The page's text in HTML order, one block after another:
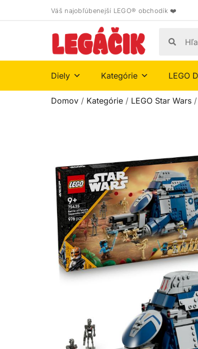
Váš najobľúbenejší LEGO® obchodík ❤️
Diely Kategórie LEGO
Domov / Kategórie / LEGO Star Wars